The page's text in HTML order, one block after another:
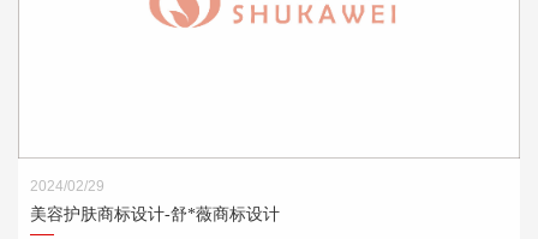
2024/02/29
美容护肤商标设计-舒*薇商标设计